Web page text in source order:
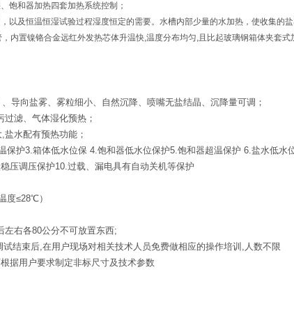
饱和器加热四套加热系统控制；
以及恒温恒湿试验过程湿度恒定的需要。水槽内部少量的水加热，使收集的
内置镍铬合金远红外发热芯体升温快,温度分布均匀,且比起玻璃钢箱体夹套式
导向盐雾、雾粒细小、自然沉降、喷嘴无盐结晶、沉降量可调；
滤、气体湿化预热；
水配有预热功能；
保护3.箱体低水位保 4.饱和器低水位保护5.饱和器超温保护 6.盐水低水
级稳压调压保护10.过载、漏电具有自动关机等保护
度≤28℃）
左右各80公分不可放置东西;
结束后,在用户现场对相关技术人员免费做相应的操作培训,人数不限
据用户要求制定非标尺寸及技术参数